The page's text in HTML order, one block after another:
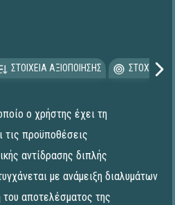
ΣΤΟΙΧΕΙΑ ΑΞΙΟΠΟΙΗΣΗΣ
ο χρήστης έχει τη
τις προϋποθέσεις
αντίδρασης διπλής
με ανάμειξη διαλυμάτων
αποτελέσματος της